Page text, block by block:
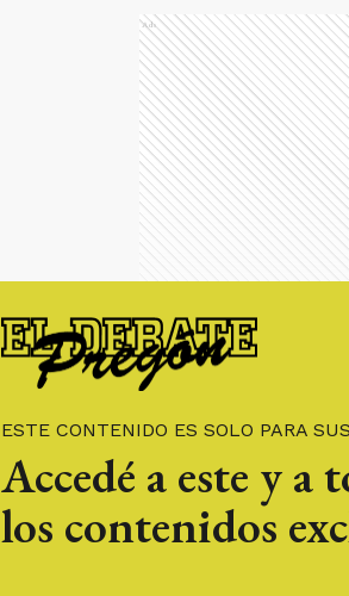
ESTE CONTENIDO ES SOLO PARA
Accedé a este y a
los contenidos
Ads